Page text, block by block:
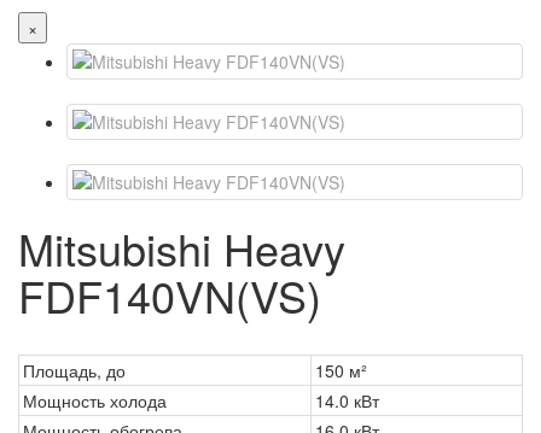
×
Mitsubishi Heavy
FDF140VN(VS)
Площадь, до
150 м²
Мощность холода
14.0 кВт